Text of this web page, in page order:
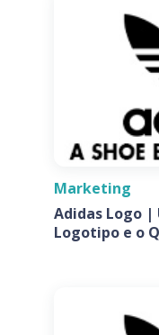
Marketing
Adidas Logo |
Logotipo e o